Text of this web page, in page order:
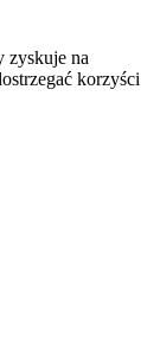
zyskuje na
korzyści